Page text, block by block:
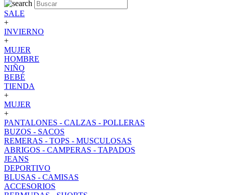
SALE
+
INVIERNO
+
MUJER
HOMBRE
NIÑO
BEBÉ
TIENDA
+
MUJER
+
PANTALONES - CALZAS - POLLERAS
BUZOS - SACOS
REMERAS - TOPS - MUSCULOSAS
ABRIGOS - CAMPERAS - TAPADOS
JEANS
DEPORTIVO
BLUSAS - CAMISAS
ACCESORIOS